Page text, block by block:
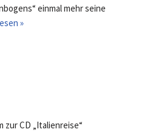
einmal mehr seine
»
zur CD „Italienreise“